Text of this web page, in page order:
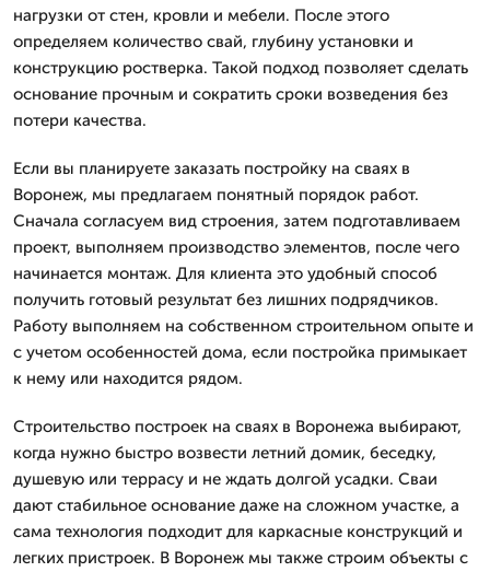
нагрузки от стен, кровли и мебели. После этого
определяем количество свай, глубину установки и
конструкцию ростверка. Такой подход позволяет сделать
основание прочным и сократить сроки возведения без
потери качества.
Если вы планируете заказать постройку на сваях в
Воронеж, мы предлагаем понятный порядок работ.
Сначала согласуем вид строения, затем подготавливаем
проект, выполняем производство элементов, после чего
начинается монтаж. Для клиента это удобный способ
получить готовый результат без лишних подрядчиков.
Работу выполняем на собственном строительном опыте и
с учетом особенностей дома, если постройка примыкает
к нему или находится рядом.
Строительство построек на сваях в Воронежа выбирают,
когда нужно быстро возвести летний домик, беседку,
душевую или террасу и не ждать долгой усадки. Сваи
дают стабильное основание даже на сложном участке, а
сама технология подходит для каркасные конструкций и
легких пристроек. В Воронеж мы также строим объекты с